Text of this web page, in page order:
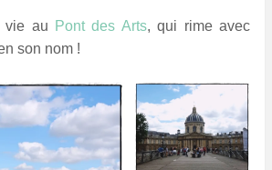
vie au Pont des Arts, qui rime avec
son nom !